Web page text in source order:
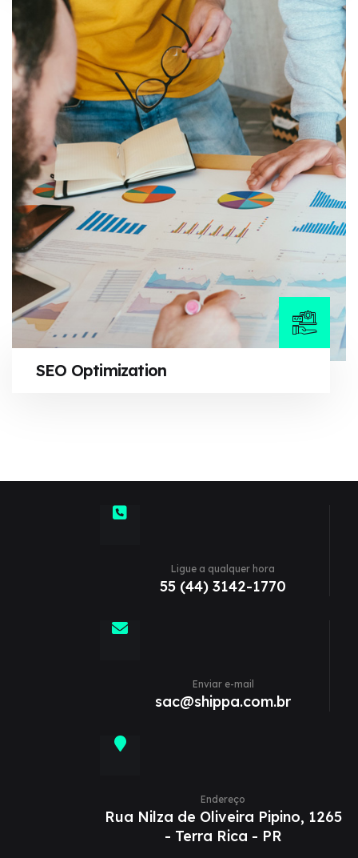
SEO Optimization
Ligue a qualquer hora
55 (44) 3142-1770
Enviar e-mail
sac@shippa.com.br
Endereço
Rua Nilza de Oliveira Pipino, 1265
- Terra Rica - PR